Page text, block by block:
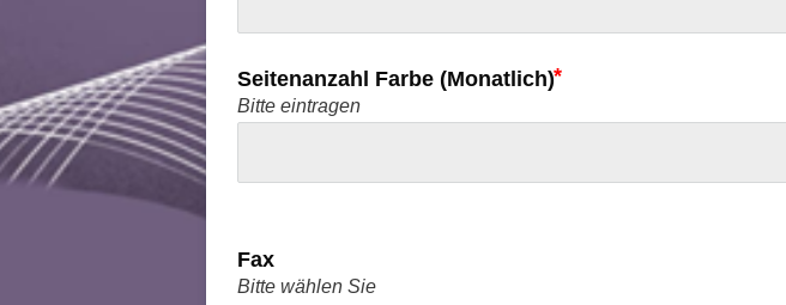
Seitenanzahl Farbe (Monatlich)
Bitte eintragen
Fax
Bitte wählen Sie